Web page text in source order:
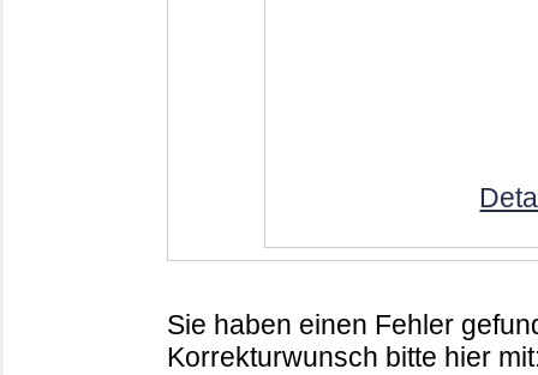
Sie haben einen Fehler
Korrekturwunsch bitte hier